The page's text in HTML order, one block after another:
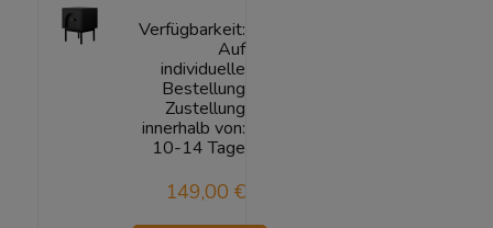
Verfügbarkeit:
Auf
individuelle
Bestellung
Zustellung
innerhalb von:
10-14 Tage
149,00 €